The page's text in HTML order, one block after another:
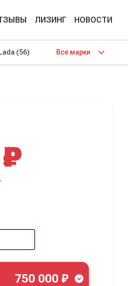
ЛИЗИНГ НОВОСТИ
Lada (56) Все марки
750 000 ₽